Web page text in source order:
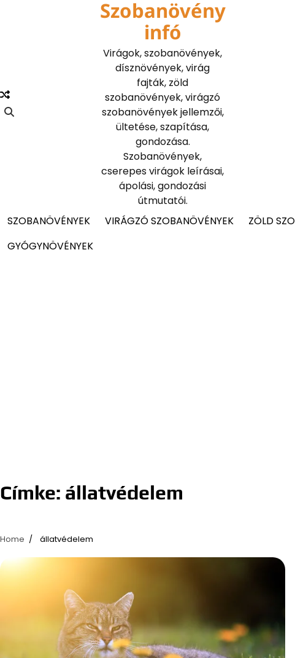
Szobanövény
infó
Virágok, szobanövények,
dísznövények, virág
fajták, zöld
szobanövények, virágzó
szobanövények jellemzői,
ültetése, szapítása,
gondozása.
Szobanövények,
cserepes virágok leírásai,
ápolási, gondozási
útmutatói.
SZOBANÖVÉNYEK
VIRÁGZÓ SZOBANÖVÉNYEK ZÖLD
GYÓGYNÖVÉNYEK
Címke: állatvédelem
Home állatvédelem